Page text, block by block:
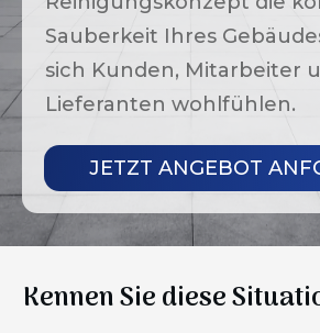
Sauberkeit Ihres
sich Kunden, Mitarbeiter
Lieferanten wohlfühlen.
JETZT ANGEBOT
Kennen Sie diese